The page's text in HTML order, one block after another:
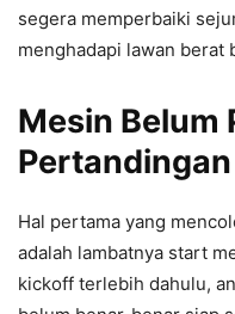
segera memperbaiki
menghadapi lawan berat
Mesin Belum
Pertandingan
Hal pertama yang
adalah lambatnya start
kickoff terlebih dahulu,